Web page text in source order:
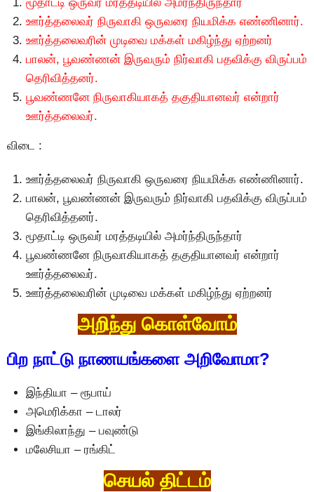
ஊர்த்தலைவர் நிருவாகி ஒருவரை நியமிக்க எண்ணினார்.
ஊர்த்தலைவரின் முடிவை மக்கள் மகிழ்ந்து ஏற்றனர்
பாலன், பூவண்ணன் இருவரும் நிர்வாகி பதவிக்கு விருப்பம்
தெரிவித்தனர்.
பூவண்ணனே நிருவாகியாகத் தகுதியானவர் என்றார்
ஊர்த்தலைவர்.
விடை :
ஊர்த்தலைவர் நிருவாகி ஒருவரை நியமிக்க எண்ணினார்.
பாலன், பூவண்ணன் இருவரும் நிர்வாகி பதவிக்கு விருப்பம்
தெரிவித்தனர்.
மூதாட்டி ஒருவர் மரத்தடியில் அமர்ந்திருந்தார்
பூவண்ணனே நிருவாகியாகத் தகுதியானவர் என்றார்
ஊர்த்தலைவர்.
ஊர்த்தலைவரின் முடிவை மக்கள் மகிழ்ந்து ஏற்றனர்
அறிந்து கொள்வோம்
பிற நாட்டு நாணயங்களை அறிவோமா?
இந்தியா – ரூபாய்
அமெரிக்கா – டாலர்
இங்கிலாந்து – பவுண்டு
மலேசியா – ரங்கிட்
செயல் திட்டம்